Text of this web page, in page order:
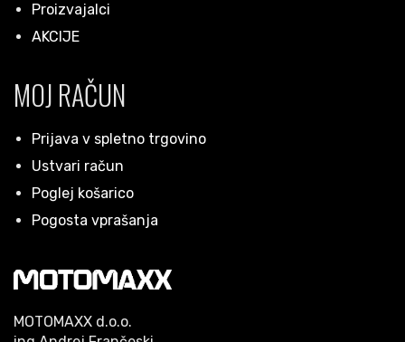
Proizvajalci
AKCIJE
MOJ RAČUN
Prijava v spletno trgovino
Ustvari račun
Poglej košarico
Pogosta vprašanja
MOTOMAXX d.o.o.